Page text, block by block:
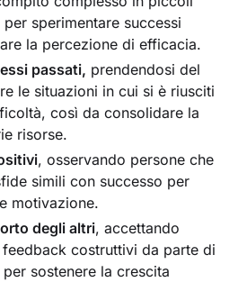
sperimentare successi
la percezione di efficacia.
passati, prendendosi del
le situazioni in cui si è riusciti
così da consolidare la
risorse.
, osservando persone che
simili con successo per
motivazione.
degli altri, accettando
costruttivi da parte di
sostenere la crescita